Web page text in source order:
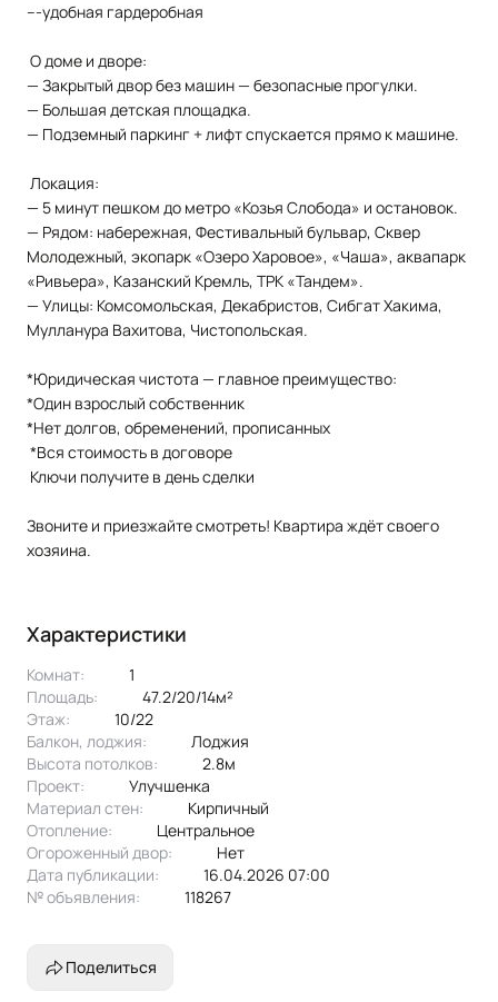
---удобная гардеробная
О доме и дворе:
— Закрытый двор без машин — безопасные прогулки.
— Большая детская площадка.
— Подземный паркинг + лифт спускается прямо к машине.
Локация:
— 5 минут пешком до метро «Козья Слобода» и остановок.
— Рядом: набережная, Фестивальный бульвар, Сквер
Молодежный, экопарк «Озеро Харовое», «Чаша», аквапарк
«Ривьера», Казанский Кремль, ТРК «Тандем».
— Улицы: Комсомольская, Декабристов, Сибгат Хакима,
Мулланура Вахитова, Чистопольская.
*Юридическая чистота — главное преимущество:
*Один взрослый собственник
*Нет долгов, обременений, прописанных
*Вся стоимость в договоре
Ключи получите в день сделки
Звоните и приезжайте смотреть! Квартира ждёт своего
хозяина.
Характеристики
Комнат:
1
Площадь:
47.2/20/14м²
Этаж:
10/22
Балкон, лоджия:
лоджия
Высота потолков:
2.8м
Проект:
улучшенка
Материал стен:
Кирпичный
Отопление:
центральное
Огороженный двор:
Нет
Дата публикации:
16.04.2026 07:00
№ объявления:
118267
Поделиться